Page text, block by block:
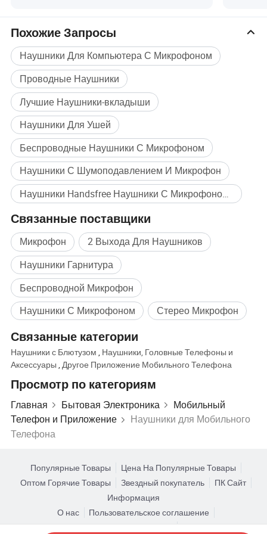
USB Кабель с Карабином
Похожие Запросы
Наушники Для Компьютера С Микрофоном
Проводные Наушники
Лучшие Наушники-вкладыши
Наушники Для Ушей
Беспроводные Наушники С Микрофоном
Наушники С Шумоподавлением И Микрофон
Наушники Handsfree Наушники С Микрофоном Массовая покупка
Связанные поставщики
Микрофон
2 Выхода Для Наушников
Наушники Гарнитура
Беспроводной Микрофон
Наушники С Микрофоном
Стерео Микрофон
Связанные категории
Наушники с Блютузом Наушники, Головные Телефоны и
Аксессуары Другое Приложение Мобильного Телефона
Просмотр по категориям
Главная Бытовая Электроника
Мобильный
Телефон и Приложение
Наушники для Мобильного
Телефона
Популярные Товары
Цена На Популярные Товары
Оптом Горячие Товары
Звездный покупатель
ПК Сайт
Информация
О нас
Пользовательское соглашение
Политика конфиденциальности
Контакты